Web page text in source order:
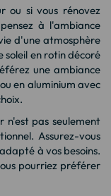
ou si vous rénovez
à l'ambiance
d'une atmosphère
en rotin décoré
une ambiance
en aluminium avec
n'est pas seulement
Assurez-vous
à vos besoins.
pourriez préférer